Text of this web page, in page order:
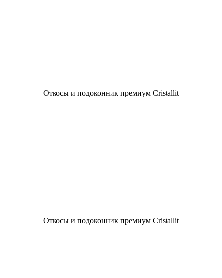
Откосы и подоконник премиум Cristallit
Откосы и подоконник премиум Cristallit